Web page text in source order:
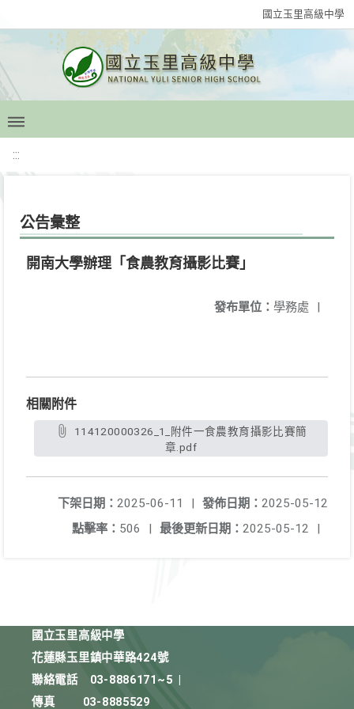
國立玉里高級中學
:::
公告彙整
開南大學辦理「食農教育攝影比賽」
發布單位： 學務處 |
相關附件
章.pdf
發佈日期： 2025-05-12
下架日期： 2025-06-11
|
最後更新日期： 2025-05-12 |
點擊率： 506 |
國立玉里高級中學
花蓮縣玉里鎮中華路424號
聯絡電話
03-8886171~5
傳真
03-8885529